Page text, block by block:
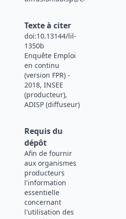
Texte à citer
doi:10.13144/lil-
1350b
Enquête Emploi
en continu
(version FPR) -
2018, INSEE
(producteur),
ADISP (diffuseur)
Requis du
dépôt
Afin de fournir
aux organismes
producteurs
l'information
essentielle
concernant
l'utilisation des